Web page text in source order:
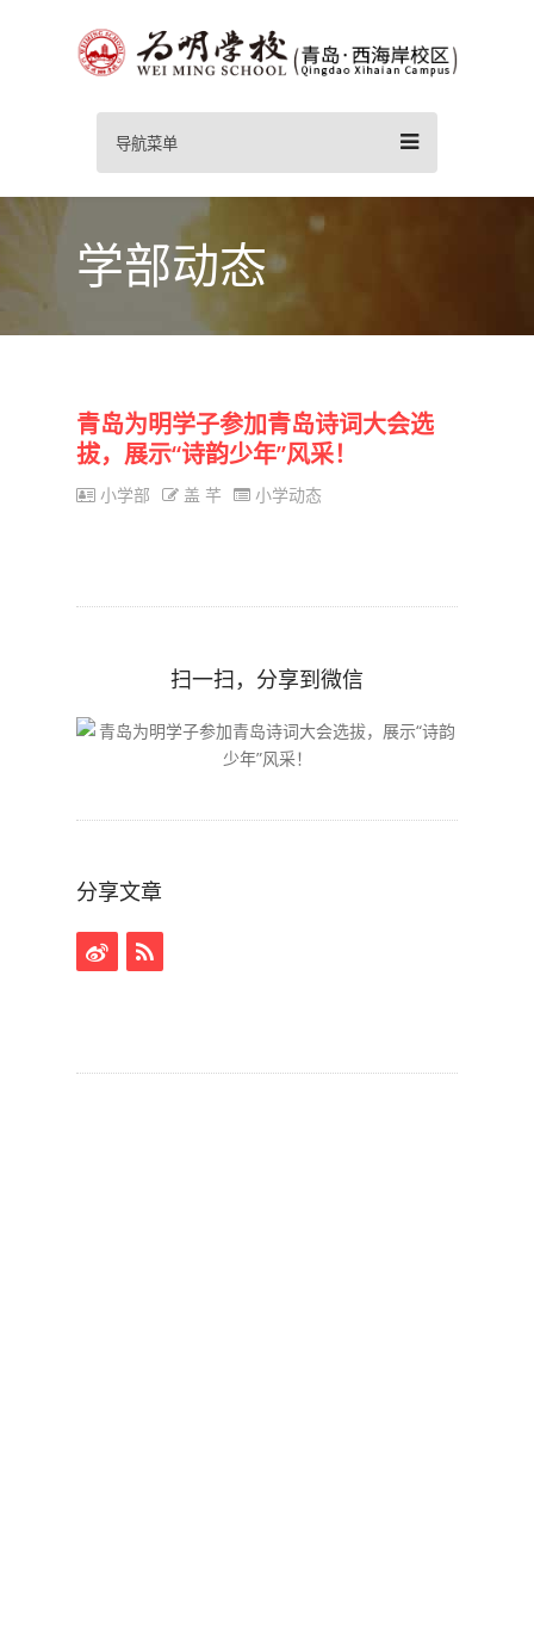
导航菜单
学部动态
青岛为明学子参加青岛诗词大会选
拔，展示“诗韵少年”风采！
小学部 盖 芊 小学动态
扫一扫，分享到微信
分享文章